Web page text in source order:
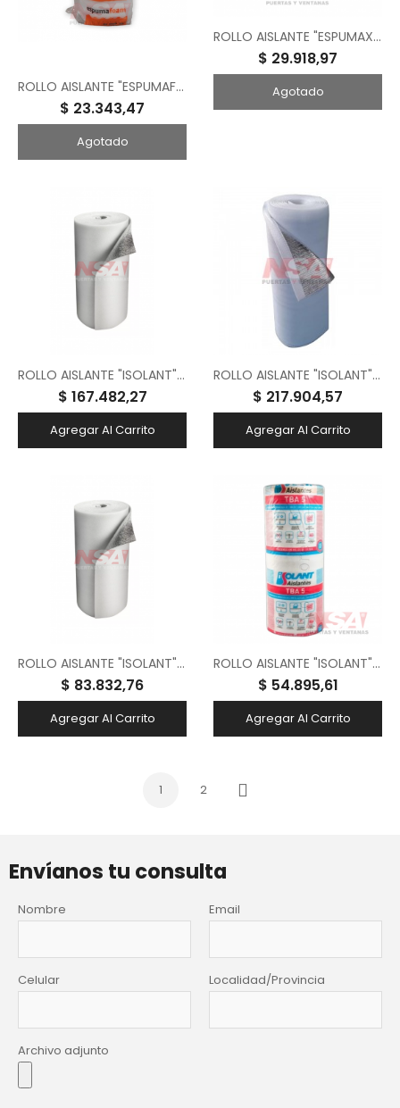
ROLLO AISLANTE "ESPUMAFOAM" C/ LAMINA ALUMINIZADA SOLAPA SIN TACC 5MM 1.00X20 MTS
$ 23.343,47
Agotado
ROLLO AISLANTE "ESPUMAX" CON LAMINA ALUMINIZADA DE 10MM 1.00X20 MTS
$ 29.918,97
Agotado
ROLLO AISLANTE "ISOLANT" ALUSTARK BLANCO C/ ALUMINIO PURO 10MM 1.05X20 MTS
$ 167.482,27
Agregar Al Carrito
ROLLO AISLANTE "ISOLANT" ALUSTARK BLANCO C/ ALUMINIO Y C/ RED 10MM 1.05X20 MTS
$ 217.904,57
Agregar Al Carrito
ROLLO AISLANTE "ISOLANT" CON LAMINA ALUMINIZADA DE 10MM 1.00X20 MTS
$ 83.832,76
Agregar Al Carrito
ROLLO AISLANTE "ISOLANT" CON LAMINA ALUMINIZADA DE 5MM 1.00X20 MTS
$ 54.895,61
Agregar Al Carrito
1 2
Siguiente
Envíanos tu consulta
Nombre Email
Celular Localidad/Provincia
Archivo adjunto